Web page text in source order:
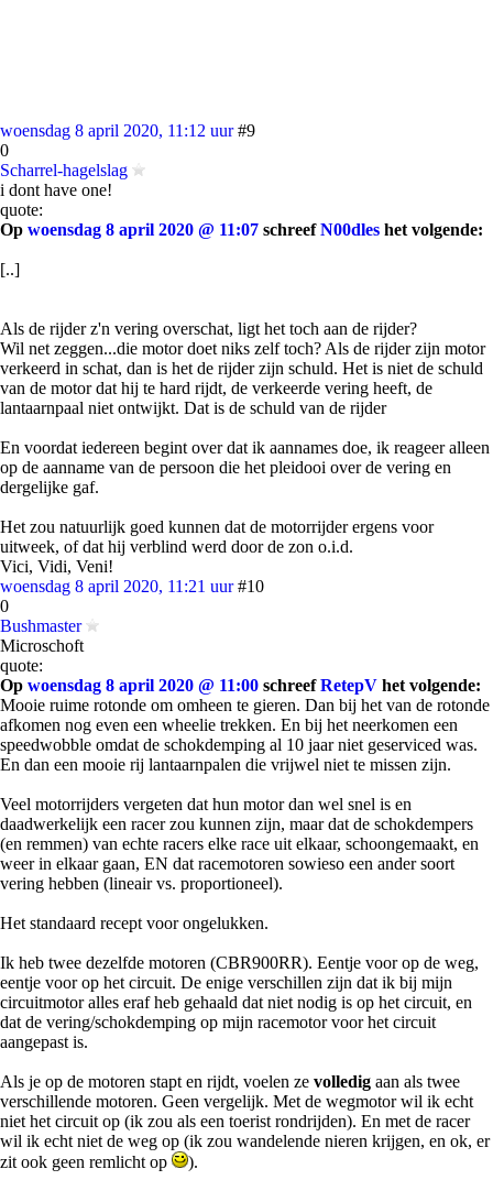
woensdag 8 april 2020, 11:12 uur #9
0
Scharrel-hagelslag
i dont have one!
quote:
Op woensdag 8 april 2020 @ 11:07 schreefN00dles het volgende:
[..]
Als de rijder z'n vering overschat, ligt het toch aan de rijder?
Wil net zeggen...die motor doet niks zelf toch? Als de rijder zijn motor
verkeerd in schat, dan is het de rijder zijn schuld. Het is niet de schuld
van de motor dat hij te hard rijdt, de verkeerde vering heeft, de
lantaarnpaal niet ontwijkt. Dat is de schuld van de rijder
En voordat iedereen begint over dat ik aannames doe, ik reageer alleen
op de aanname van de persoon die het pleidooi over de vering en
dergelijke gaf.
Het zou natuurlijk goed kunnen dat de motorrijder ergens voor
uitweek, of dat hij verblind werd door de zon o.i.d.
Vici, Vidi, Veni!
woensdag 8 april 2020, 11:21 uur #10
0
Bushmaster
Microschoft
quote:
Op woensdag 8 april 2020 @ 11:00 schreefRetepV het volgende:
Mooie ruime rotonde om omheen te gieren. Dan bij het van de rotonde
afkomen nog even een wheelie trekken. En bij het neerkomen een
speedwobble omdat de schokdemping al 10 jaar niet geserviced was.
En dan een mooie rij lantaarnpalen die vrijwel niet te missen zijn.
Veel motorrijders vergeten dat hun motor dan wel snel is en
daadwerkelijk een racer zou kunnen zijn, maar dat de schokdempers
(en remmen) van echte racers elke race uit elkaar, schoongemaakt, en
weer in elkaar gaan, EN dat racemotoren sowieso een ander soort
vering hebben (lineair vs. proportioneel).
Het standaard recept voor ongelukken.
Ik heb twee dezelfde motoren (CBR900RR). Eentje voor op de weg,
eentje voor op het circuit. De enige verschillen zijn dat ik bij mijn
circuitmotor alles eraf heb gehaald dat niet nodig is op het circuit, en
dat de vering/schokdemping op mijn racemotor voor het circuit
aangepast is.
Als je op de motoren stapt en rijdt, voelen ze volledig aan als twee
verschillende motoren. Geen vergelijk. Met de wegmotor wil ik echt
niet het circuit op (ik zou als een toerist rondrijden). En met de racer
wil ik echt niet de weg op (ik zou wandelende nieren krijgen, en ok, er
zit ook geen remlicht op
).